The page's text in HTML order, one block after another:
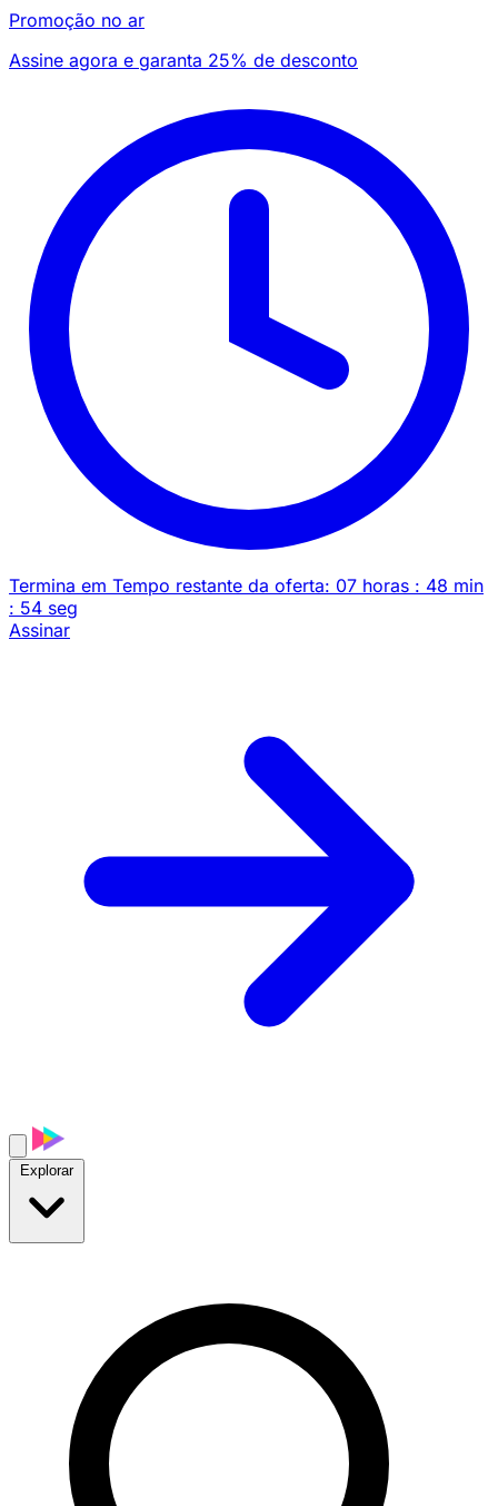
Promoção no ar
Assine agora e garanta 25% de desconto
Termina em Tempo restante da oferta: 07 horas : 48 min
: 54 seg
Assinar
Explorar